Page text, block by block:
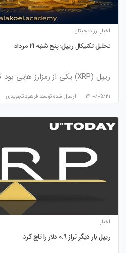
اخبار ارز دیجیتال
تحلیل تکنیکال ریپل؛ پنج شنبه 21 مرداد
ریپل (XRP) یکی از رمزارز هایی بود که…
۱۴۰۰/۰۵/۲۱ ارسال شده توسط فرهود تجویدی
اخبار
ریپل بار دیگر تراز 0.9 دلار را تاچ کرد